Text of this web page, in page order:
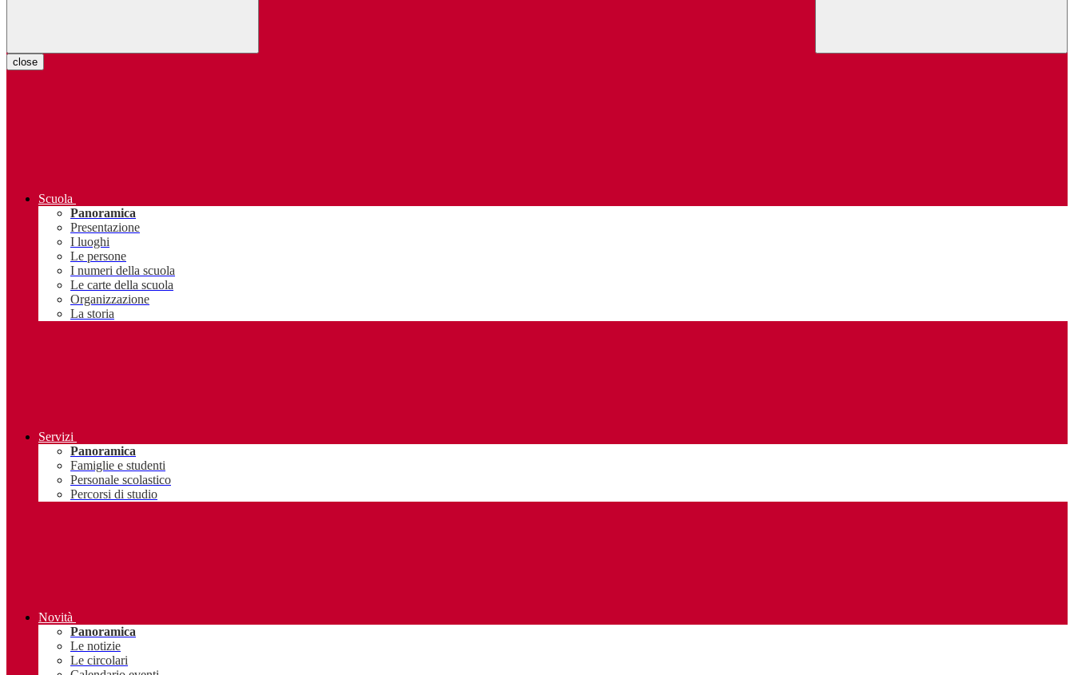
close
Scuola
Panoramica
Presentazione
I luoghi
Le persone
I numeri della scuola
Le carte della scuola
Organizzazione
La storia
Servizi
Panoramica
Famiglie e studenti
Personale scolastico
Percorsi di studio
Novità
Panoramica
Le notizie
Le circolari